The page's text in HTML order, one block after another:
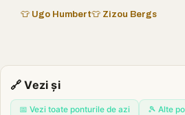
👕 Ugo Humbert👕 Zizou Bergs
🔗 Vezi și
📅 Vezi toate ponturile de azi 🎾 Alte